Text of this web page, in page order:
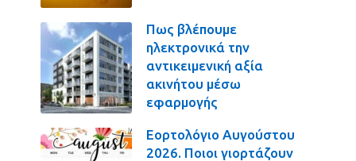
Πως βλέπουμε
ηλεκτρονικά την
αντικειμενική αξία
ακινήτου μέσω
εφαρμογής
Εορτολόγιο Αυγούστου
2026. Ποιοι γιορτάζουν